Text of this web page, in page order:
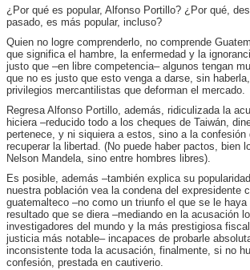
¿Por qué es popular, Alfonso Portillo? ¿Por qué,
pasado, es más popular, incluso?
Quien no logre comprenderlo, no comprende
que significa el hambre, la enfermedad y la
justo que –en libre competencia– algunos tengan
que no es justo que esto venga a darse, sin
privilegios mercantilistas que deforman el mercado.
Regresa Alfonso Portillo, además, ridiculizada la
hiciera –reducido todo a los cheques de Taiwán,
pertenece, y ni siquiera a estos, sino a la confesión
recuperar la libertad. (No puede haber pactos, bien
Nelson Mandela, sino entre hombres libres).
Es posible, además –también explica su
nuestra población vea la condena del expresidente
guatemalteco –no como un triunfo el que se le haya
resultado que se diera –mediando en la acusación
investigadores del mundo y la más prestigiosa
justicia más notable– incapaces de probarle
inconsistente toda la acusación, finalmente, si no
confesión, prestada en cautiverio.